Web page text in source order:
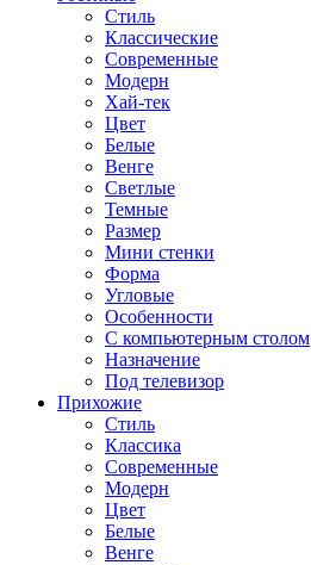
Стиль
Классические
Современные
Модерн
Хай-тек
Цвет
Белые
Венге
Светлые
Темные
Размер
Мини стенки
Форма
Угловые
Особенности
С компьютерным столом
Назначение
Под телевизор
Прихожие
Стиль
Классика
Современные
Модерн
Цвет
Белые
Венге